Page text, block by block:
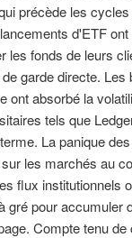
précède les
d'ETF
les fonds de leurs
garde directe. Les
ont absorbé la
tels que
La panique
les marchés au
flux institutionnels
gré pour accumuler
Compte tenu